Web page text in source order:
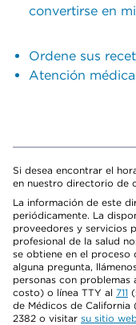
convertirse en
Ordene sus
Atención
Si desea encontrar el
en nuestro directorio de
La información de este
periódicamente. La
proveedores y servicios
profesional de la salud
se obtiene en el proceso
alguna pregunta,
personas con
costo) o línea TTY al 711
de Médicos de California
2382 o visitar su sitio